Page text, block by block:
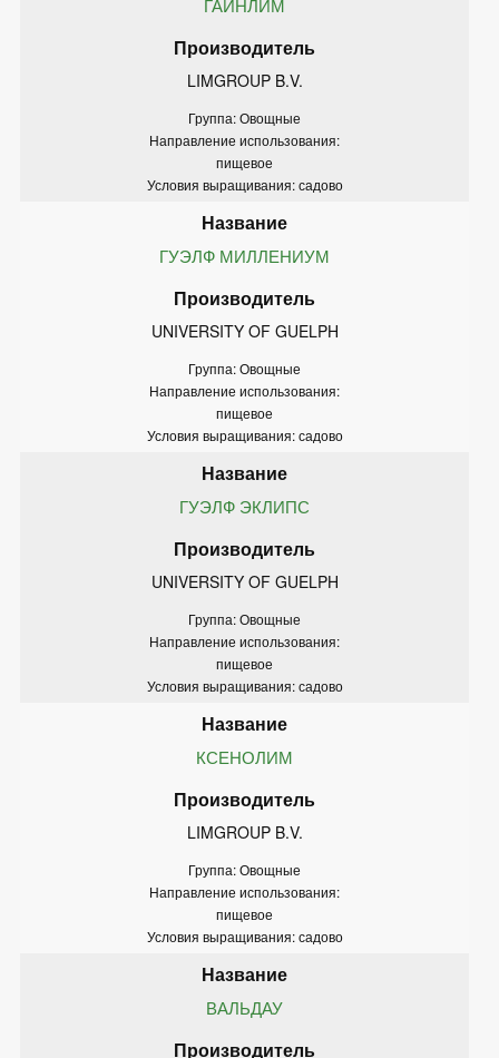
ГАЙНЛИМ
LIMGROUP B.V.
Группа: Овощные
Направление использования:
пищевое
Условия выращивания: садово
ГУЭЛФ МИЛЛЕНИУМ
UNIVERSITY OF GUELPH
Группа: Овощные
Направление использования:
пищевое
Условия выращивания: садово
ГУЭЛФ ЭКЛИПС
UNIVERSITY OF GUELPH
Группа: Овощные
Направление использования:
пищевое
Условия выращивания: садово
КСЕНОЛИМ
LIMGROUP B.V.
Группа: Овощные
Направление использования:
пищевое
Условия выращивания: садово
ВАЛЬДАУ